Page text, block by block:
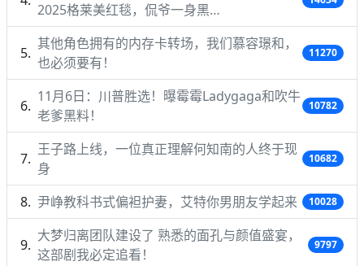
2025格莱美红毯，侃爷一身黑…
其他角色拥有的内存卡转场，我们慕容璟和，
也必须要有！
11270
11月6日：川普胜选！曝霉霉Ladygaga和吹牛
老爹黑料！
10782
王子路上线，一位真正理解何知南的人终于现
身
10682
尹峥教科书式偏袒护妻，艾特你男朋友学起来 10028
大梦归离团队建设了 熟悉的面孔与颜值盛宴，
这部剧我必定追看！
9797